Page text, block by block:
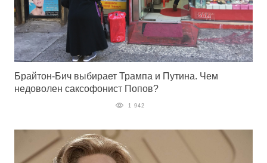
Брайтон-Бич выбирает Трампа и Путина. Чем
недоволен саксофонист Попов?
1 942